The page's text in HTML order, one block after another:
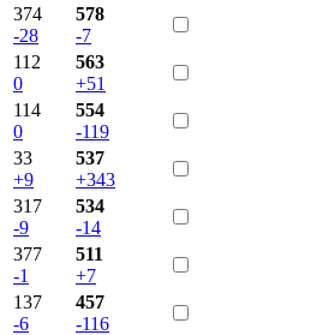
374
-28
578
-7
112
0
563
+51
114
0
554
-119
33
+9
537
+343
317
-9
534
-14
377
-1
511
+7
137
-6
457
-116